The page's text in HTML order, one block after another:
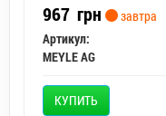
967 грн
завтра
Артикул:
MEYLE AG
КУПИТЬ